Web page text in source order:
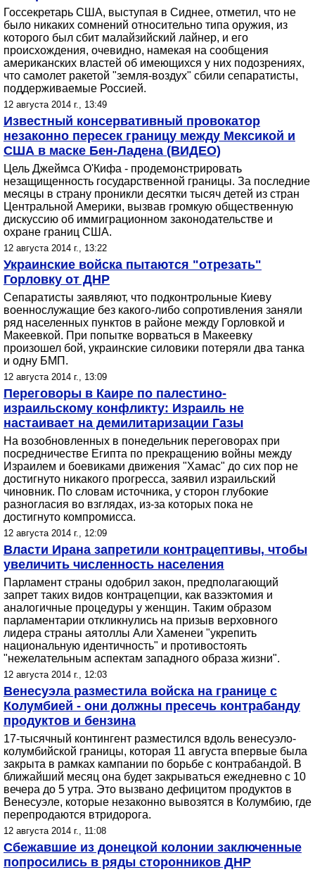
Госсекретарь США, выступая в Сиднее, отметил, что не
было никаких сомнений относительно типа оружия, из
которого был сбит малайзийский лайнер, и его
происхождения, очевидно, намекая на сообщения
американских властей об имеющихся у них подозрениях,
что самолет ракетой "земля-воздух" сбили сепаратисты,
поддерживаемые Россией.
12 августа 2014 г., 13:49
Известный консервативный провокатор
незаконно пересек границу между Мексикой и
США в маске Бен-Ладена (ВИДЕО)
Цель Джеймса О'Кифа - продемонстрировать
незащищенность государственной границы. За последние
месяцы в страну проникли десятки тысяч детей из стран
Центральной Америки, вызвав громкую общественную
дискуссию об иммиграционном законодательстве и
охране границ США.
12 августа 2014 г., 13:22
Украинские войска пытаются "отрезать"
Горловку от ДНР
Сепаратисты заявляют, что подконтрольные Киеву
военнослужащие без какого-либо сопротивления заняли
ряд населенных пунктов в районе между Горловкой и
Макеевкой. При попытке ворваться в Макеевку
произошел бой, украинские силовики потеряли два танка
и одну БМП.
12 августа 2014 г., 13:09
Переговоры в Каире по палестино-
израильскому конфликту: Израиль не
настаивает на демилитаризации Газы
На возобновленных в понедельник переговорах при
посредничестве Египта по прекращению войны между
Израилем и боевиками движения "Хамас" до сих пор не
достигнуто никакого прогресса, заявил израильский
чиновник. По словам источника, у сторон глубокие
разногласия во взглядах, из-за которых пока не
достигнуто компромисса.
12 августа 2014 г., 12:09
Власти Ирана запретили контрацептивы, чтобы
увеличить численность населения
Парламент страны одобрил закон, предполагающий
запрет таких видов контрацепции, как вазэктомия и
аналогичные процедуры у женщин. Таким образом
парламентарии откликнулись на призыв верховного
лидера страны аятоллы Али Хаменеи "укрепить
национальную идентичность" и противостоять
"нежелательным аспектам западного образа жизни".
12 августа 2014 г., 12:03
Венесуэла разместила войска на границе с
Колумбией - они должны пресечь контрабанду
продуктов и бензина
17-тысячный контингент разместился вдоль венесуэло-
колумбийской границы, которая 11 августа впервые была
закрыта в рамках кампании по борьбе с контрабандой. В
ближайший месяц она будет закрываться ежедневно с 10
вечера до 5 утра. Это вызвано дефицитом продуктов в
Венесуэле, которые незаконно вывозятся в Колумбию, где
перепродаются втридорога.
12 августа 2014 г., 11:08
Сбежавшие из донецкой колонии заключенные
попросились в ряды сторонников ДНР